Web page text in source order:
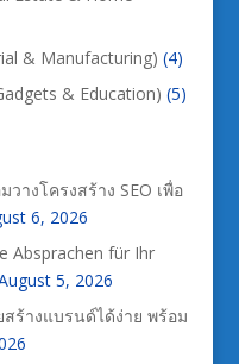
& Manufacturing) (4)
& Education) (5)
างโครงสร้าง SEO เพื่อ
6, 2026
Absprachen für Ihr
5, 2026
ร้างแบรนด์ได้ง่าย พร้อม